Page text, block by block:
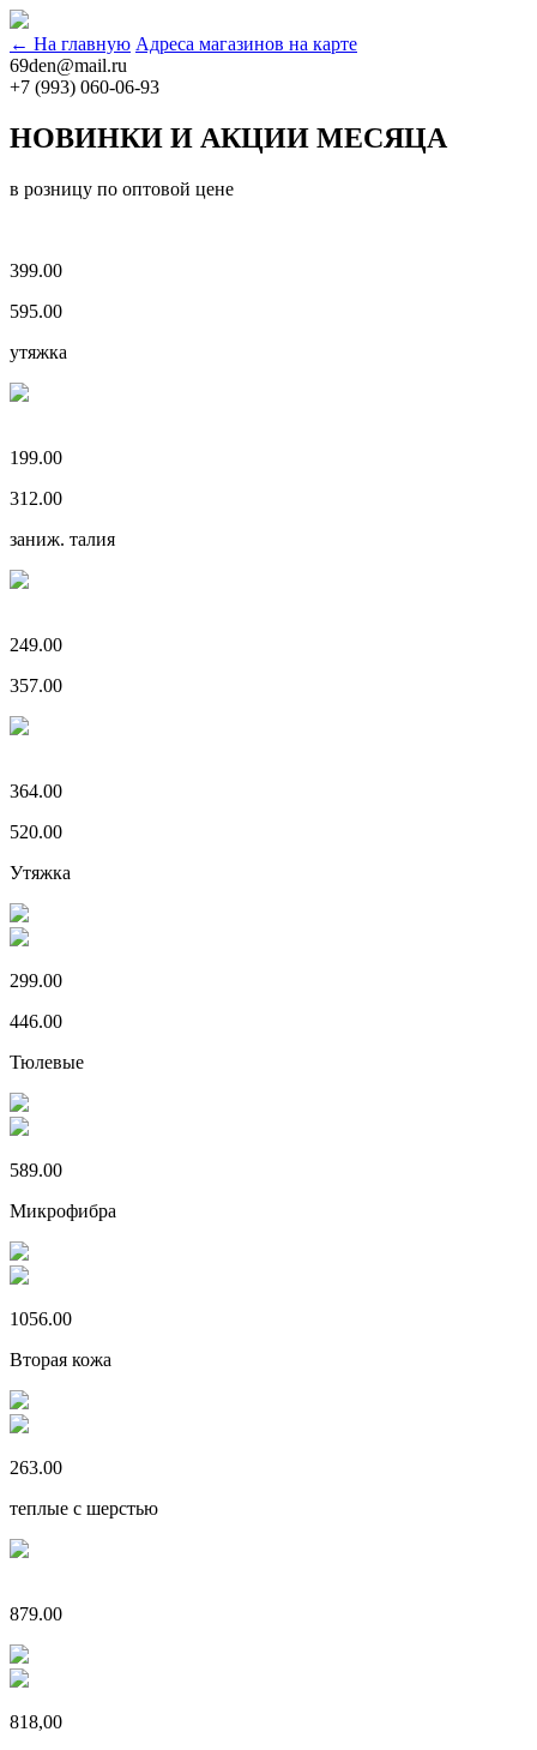
← На главную Адреса магазинов на карте
69den@mail.ru
+7 (993) 060-06-93
НОВИНКИ И АКЦИИ МЕСЯЦА
в розницу по оптовой цене
399.00
595.00
утяжка
199.00
312.00
заниж. талия
249.00
357.00
364.00
520.00
Утяжка
299.00
446.00
Тюлевые
589.00
Микрофибра
1056.00
Вторая кожа
263.00
теплые с шерстью
879.00
818,00